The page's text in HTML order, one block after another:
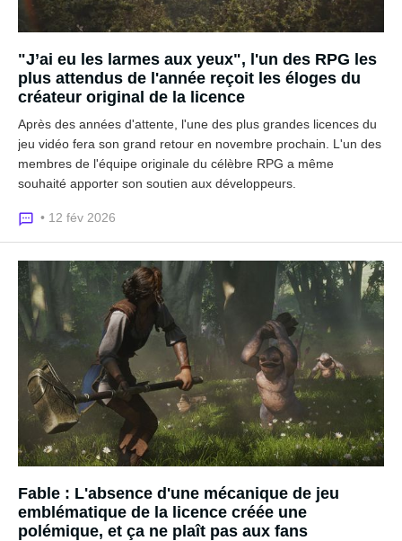
"J’ai eu les larmes aux yeux", l'un des RPG les
plus attendus de l'année reçoit les éloges du
créateur original de la licence
Après des années d'attente, l'une des plus grandes licences du
jeu vidéo fera son grand retour en novembre prochain. L'un des
membres de l'équipe originale du célèbre RPG a même
souhaité apporter son soutien aux développeurs.
• 12 fév 2026
Fable : L'absence d'une mécanique de jeu
emblématique de la licence créée une
polémique, et ça ne plaît pas aux fans